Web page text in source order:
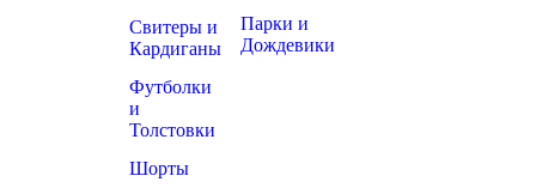
Свитеры и
Кардиганы
Футболки
и
Толстовки
Шорты
Парки и
Дождевики